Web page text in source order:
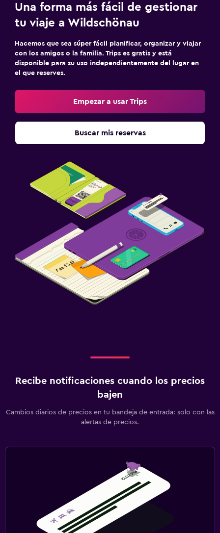
Zona de trabajo
Escritorio
Servicios y facilidades
Mostrador de información turística
Una forma más fácil de gestionar
tu viaje a Wildschönau
Hacemos que sea súper fácil planificar, organizar y viajar
con los amigos o la familia. Trips es gratis y está
disponible para su uso independientemente del lugar en
el que reserves.
Empezar a usar Trips
Buscar mis reservas
Recibe notificaciones cuando los precios
bajen
Cambios diarios de precios en tu bandeja de entrada: solo con las
alertas de precios.